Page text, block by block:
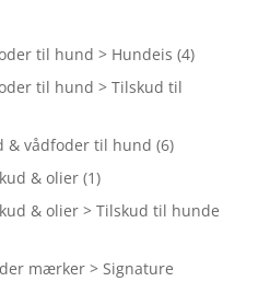
til hund > Hundeis (4)
til hund > Tilskud til
& vådfoder til hund (6)
& olier (1)
& olier > Tilskud til hunde
mærker > Signature